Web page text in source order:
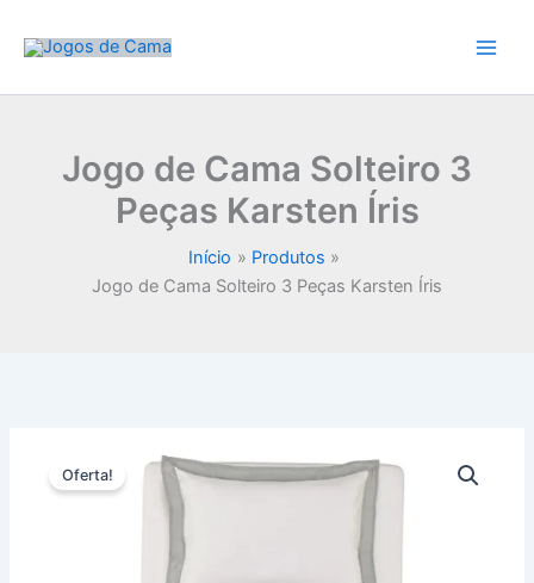
para
conteúdo
Jogo de Cama Solteiro 3
Peças Karsten Íris
Início
Produtos
Jogo de Cama Solteiro 3 Peças Karsten Íris
Oferta!